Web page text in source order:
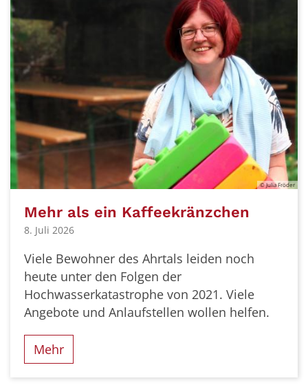
© Julia Fröder
Mehr als ein Kaffeekränzchen
8. Juli 2026
Viele Bewohner des Ahrtals leiden noch
heute unter den Folgen der
Hochwasserkatastrophe von 2021. Viele
Angebote und Anlaufstellen wollen helfen.
Mehr